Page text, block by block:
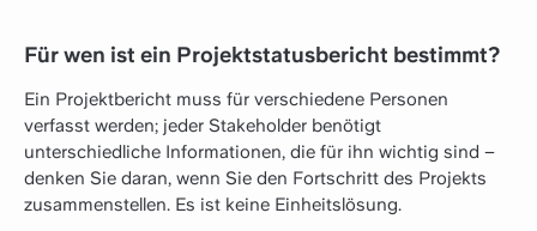
Für wen ist ein Projektstatusbericht bestimmt?
Ein Projektbericht muss für verschiedene Personen
verfasst werden; jeder Stakeholder benötigt
unterschiedliche Informationen, die für ihn wichtig sind –
denken Sie daran, wenn Sie den Fortschritt des Projekts
zusammenstellen. Es ist keine Einheitslösung.